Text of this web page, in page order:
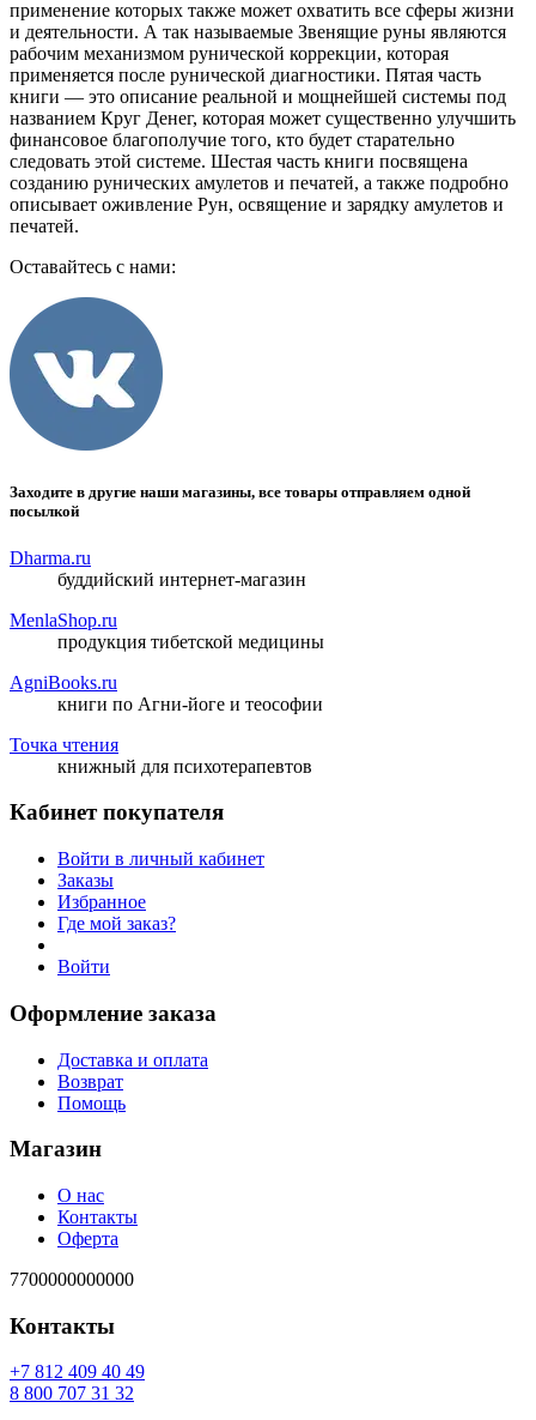
применение которых также может охватить все сферы жизни
и деятельности. А так называемые Звенящие руны являются
рабочим механизмом рунической коррекции, которая
применяется после рунической диагностики. Пятая часть
книги — это описание реальной и мощнейшей системы под
названием Круг Денег, которая может существенно улучшить
финансовое благополучие того, кто будет старательно
следовать этой системе. Шестая часть книги посвящена
созданию рунических амулетов и печатей, а также подробно
описывает оживление Рун, освящение и зарядку амулетов и
печатей.
Оставайтесь с нами:
Заходите в другие наши магазины, все товары отправляем одной
посылкой
Dharma.ru
буддийский интернет-магазин
MenlaShop.ru
продукция тибетской медицины
AgniBooks.ru
книги по Агни-йоге и теософии
Точка чтения
книжный для психотерапевтов
Кабинет покупателя
Войти в личный кабинет
Заказы
Избранное
Где мой заказ?
Войти
Оформление заказа
Доставка и оплата
Возврат
Помощь
Магазин
О нас
Контакты
Оферта
7700000000000
Контакты
94 04 904 218 7+
23 13 707 008 8